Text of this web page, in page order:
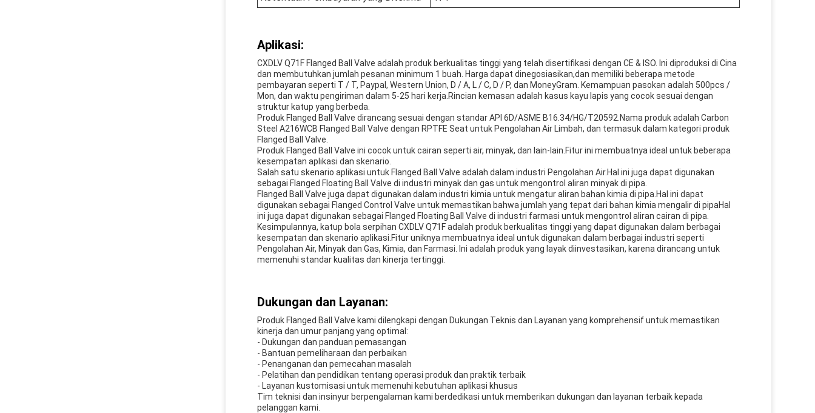
Aplikasi:
CXDLV Q71F Flanged Ball Valve adalah produk berkualitas tinggi yang telah disertifikasi dengan CE & ISO. Ini diproduksi di Cina
dan membutuhkan jumlah pesanan minimum 1 buah. Harga dapat dinegosiasikan,dan memiliki beberapa metode
pembayaran seperti T / T, Paypal, Western Union, D / A, L / C, D / P, dan MoneyGram. Kemampuan pasokan adalah 500pcs /
Mon, dan waktu pengiriman dalam 5-25 hari kerja.Rincian kemasan adalah kasus kayu lapis yang cocok sesuai dengan
struktur katup yang berbeda.
Produk Flanged Ball Valve dirancang sesuai dengan standar API 6D/ASME B16.34/HG/T20592.Nama produk adalah Carbon
Steel A216WCB Flanged Ball Valve dengan RPTFE Seat untuk Pengolahan Air Limbah, dan termasuk dalam kategori produk
Flanged Ball Valve.
Produk Flanged Ball Valve ini cocok untuk cairan seperti air, minyak, dan lain-lain.Fitur ini membuatnya ideal untuk beberapa
kesempatan aplikasi dan skenario.
Salah satu skenario aplikasi untuk Flanged Ball Valve adalah dalam industri Pengolahan Air.Hal ini juga dapat digunakan
sebagai Flanged Floating Ball Valve di industri minyak dan gas untuk mengontrol aliran minyak di pipa.
Flanged Ball Valve juga dapat digunakan dalam industri kimia untuk mengatur aliran bahan kimia di pipa.Hal ini dapat
digunakan sebagai Flanged Control Valve untuk memastikan bahwa jumlah yang tepat dari bahan kimia mengalir di pipaHal
ini juga dapat digunakan sebagai Flanged Floating Ball Valve di industri farmasi untuk mengontrol aliran cairan di pipa.
Kesimpulannya, katup bola serpihan CXDLV Q71F adalah produk berkualitas tinggi yang dapat digunakan dalam berbagai
kesempatan dan skenario aplikasi.Fitur uniknya membuatnya ideal untuk digunakan dalam berbagai industri seperti
Pengolahan Air, Minyak dan Gas, Kimia, dan Farmasi. Ini adalah produk yang layak diinvestasikan, karena dirancang untuk
memenuhi standar kualitas dan kinerja tertinggi.
Dukungan dan Layanan:
Produk Flanged Ball Valve kami dilengkapi dengan Dukungan Teknis dan Layanan yang komprehensif untuk memastikan
kinerja dan umur panjang yang optimal:
- Dukungan dan panduan pemasangan
- Bantuan pemeliharaan dan perbaikan
- Penanganan dan pemecahan masalah
- Pelatihan dan pendidikan tentang operasi produk dan praktik terbaik
- Layanan kustomisasi untuk memenuhi kebutuhan aplikasi khusus
Tim teknisi dan insinyur berpengalaman kami berdedikasi untuk memberikan dukungan dan layanan terbaik kepada
pelanggan kami.